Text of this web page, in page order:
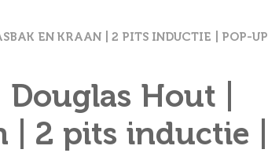
EN KRAAN | 2 PITS INDUCTIE | POP-UP
Hout |
2 pits inductie |